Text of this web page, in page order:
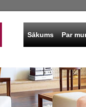
Sākums Par